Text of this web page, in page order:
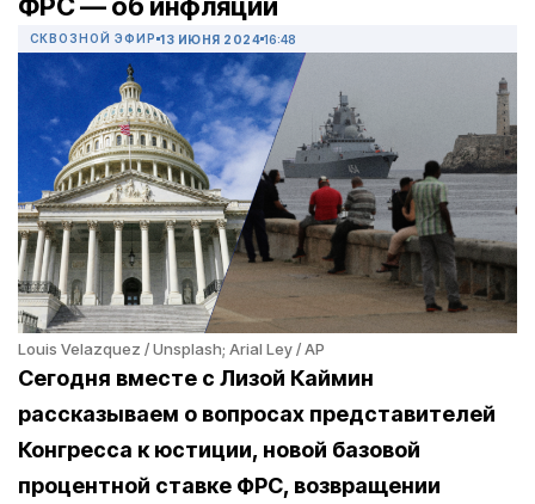
ФРС — об инфляции
СКВОЗНОЙ ЭФИР 13 ИЮНЯ 2024 16:48
Louis Velazquez / Unsplash; Arial Ley / AP
Сегодня вместе с Лизой Каймин
рассказываем о вопросах представителей
Конгресса к юстиции, новой базовой
процентной ставке ФРС, возвращении